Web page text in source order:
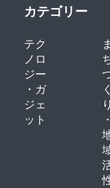
カテゴリー
テク
ノロ
ジー
・ガ
ジェ
ット
ま
く
り
・